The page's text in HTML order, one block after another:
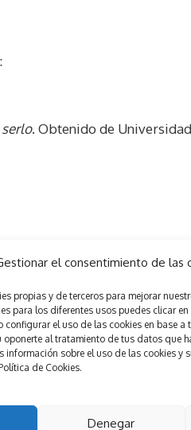
el consentimiento de las
propias y de terceros para mejorar
para los diferentes usos puedes clicar
configurar el uso de las cookies en base a
al tratamiento de tus datos que
información sobre el uso de las cookies y
de Cookies.
Denegar
. Obtenido de